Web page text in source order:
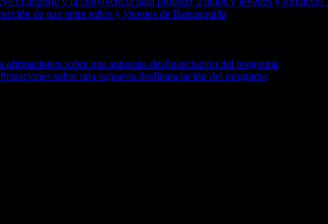
de paz entre niños y jóvenes de Barranquilla
sobre una supuesta desfinanciación del programa